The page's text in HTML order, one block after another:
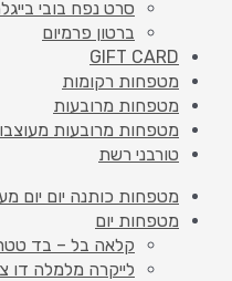
סרט נפח בובי בייגלה
ברטון פרמיום
GIFT CARD
מטפחות רקומות
מטפחות מרובעות
מטפחות מרובעות מעוצבות
טורבני רשת
מטפחות כותנה יום יום מעוצבות
מטפחות יום
קלאה בל – בד טטרה
לייקרה מלמלה דו צדדי